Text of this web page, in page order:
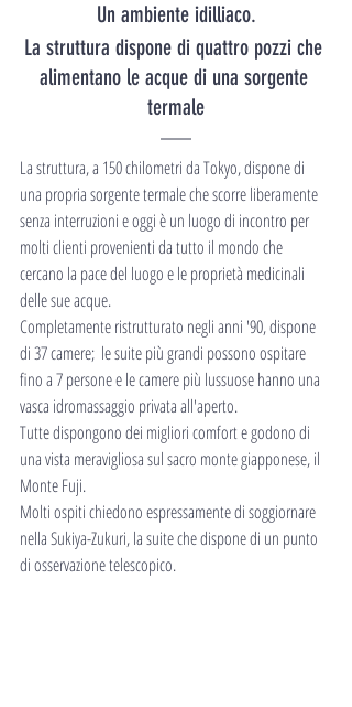
Un ambiente idilliaco.
La struttura dispone di quattro pozzi che
alimentano le acque di una sorgente
termale
La struttura, a 150 chilometri da Tokyo, dispone di
una propria sorgente termale che scorre liberamente
senza interruzioni e oggi è un luogo di incontro per
molti clienti provenienti da tutto il mondo che
cercano la pace del luogo e le proprietà medicinali
delle sue acque.
Completamente ristrutturato negli anni '90, dispone
di 37 camere;  le suite più grandi possono ospitare
fino a 7 persone e le camere più lussuose hanno una
vasca idromassaggio privata all'aperto.
Tutte dispongono dei migliori comfort e godono di
una vista meravigliosa sul sacro monte giapponese, il
Monte Fuji.
Molti ospiti chiedono espressamente di soggiornare
nella Sukiya-Zukuri, la suite che dispone di un punto
di osservazione telescopico.